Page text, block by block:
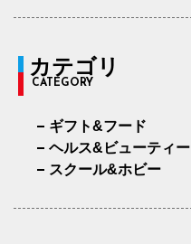
カテゴリ
CATEGORY
ギフト&フード
ヘルス&ビューティー
スクール&ホビー